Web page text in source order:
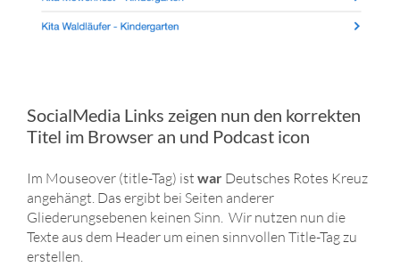
SocialMedia Links zeigen nun den korrekten
Titel im Browser an und Podcast icon
Im Mouseover (title-Tag) ist war Deutsches Rotes Kreuz
angehängt. Das ergibt bei Seiten anderer
Gliederungsebenen keinen Sinn. Wir nutzen nun die
Texte aus dem Header um einen sinnvollen Title-Tag zu
erstellen.